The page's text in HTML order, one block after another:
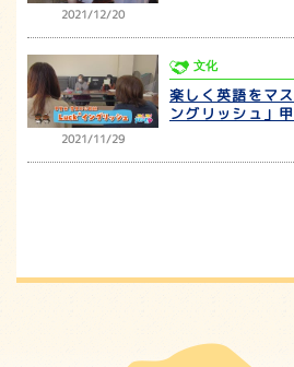
2021/12/20
2021/11/29
文化
楽しく英語をマ
ングリッシュ」